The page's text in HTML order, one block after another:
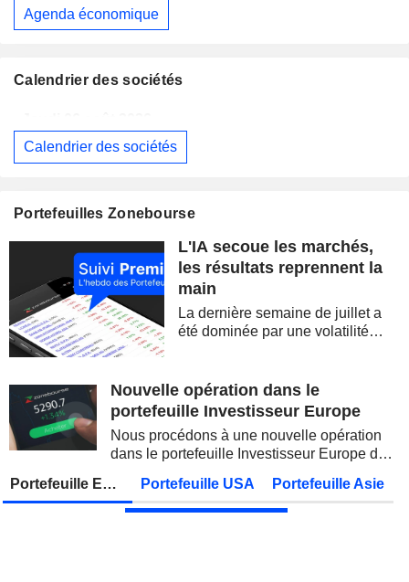
Agenda économique
Calendrier des sociétés
MAUREL
SIEMENS AG
SOFTBANK GROUP CORP. Publication des résultats - Q1 2027 08:30
DBS GROUP HOLDINGS LTD
DEUTSCHE TELEKOM AG Publication des résultats - Q2 2026 07:00
CONOCOPHILLIPS
PARKER-HANNIFIN CORPORATION Publication des résultats - Q4 2026
13:00
PETROBRAS Publication des résultats - Q2 2026
Calendrier des sociétés
Portefeuilles Zonebourse
L'IA secoue les marchés,
les résultats reprennent la
main
La dernière semaine de juillet a
été dominée par une volatilité
semi-conducteurs. Les
inquiétudes sur la soutenabilité
Nouvelle opération dans le
portefeuille Investisseur Europe
Nous procédons à une nouvelle opération
dans le portefeuille Investisseur Europe de
Portefeuille Europe Portefeuille USA Portefeuille Asie